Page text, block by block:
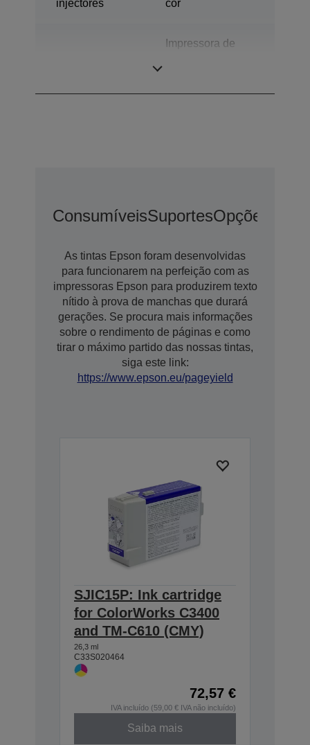
injectores
cor
Impressora de
ConsumíveisSuportesOpções De
As tintas Epson foram desenvolvidas
para funcionarem na perfeição com as
impressoras Epson para produzirem texto
nítido à prova de manchas que durará
gerações. Se procura mais informações
sobre o rendimento de páginas e como
tirar o máximo partido das nossas tintas,
siga este link:
https://www.epson.eu/pageyield
SJIC15P: Ink cartridge
for ColorWorks C3400
and TM-C610 (CMY)
26,3 ml
C33S020464
72,57 €
IVA incluído (59,00 € IVA não incluído)
Saiba mais